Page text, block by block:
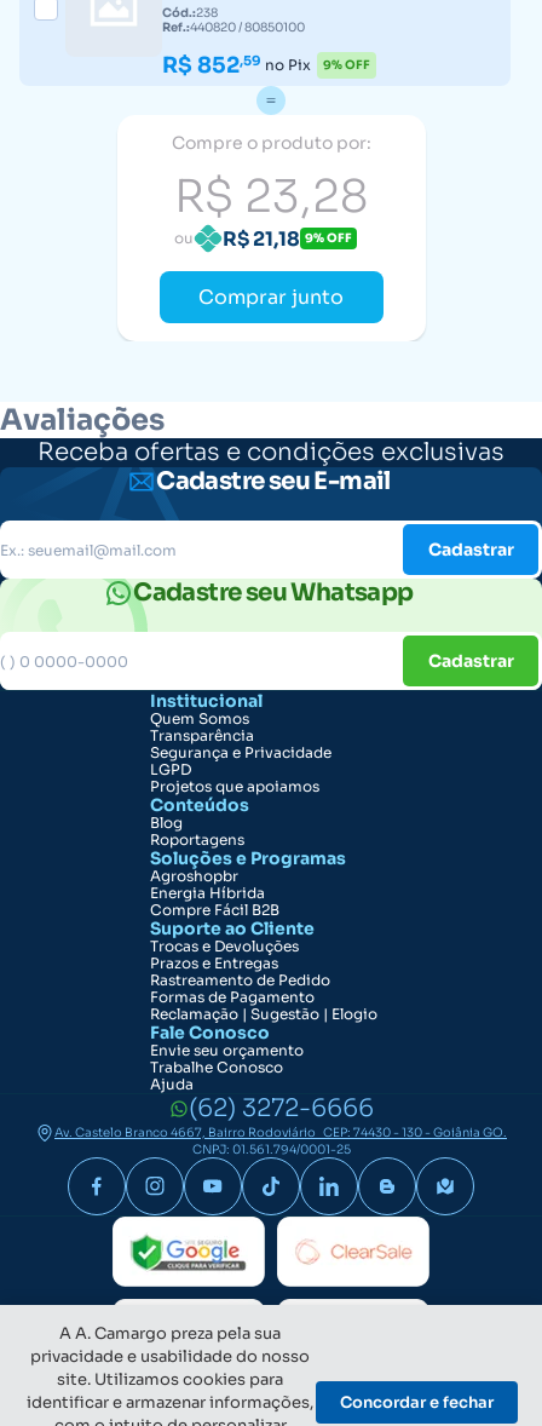
Cód.:238
Ref.:440820 / 80850100
R$ 852,59 no Pix 9% OFF
Compre o produto por:
R$ 23,28
ou R$ 21,18 9% OFF
Comprar junto
Avaliações
Receba ofertas e condições exclusivas
Cadastre seu E-mail
Cadastrar
Cadastre seu Whatsapp
Cadastrar
Institucional
Quem Somos
Transparência
Segurança e Privacidade
LGPD
Projetos que apoiamos
Conteúdos
Blog
Roportagens
Soluções e Programas
Agroshopbr
Energia Híbrida
Compre Fácil B2B
Suporte ao Cliente
Trocas e Devoluções
Prazos e Entregas
Rastreamento de Pedido
Formas de Pagamento
Reclamação | Sugestão | Elogio
Fale Conosco
Envie seu orçamento
Trabalhe Conosco
Ajuda
(62) 3272-6666
Av. Castelo Branco 4667, Bairro Rodoviário CEP: 74430 - 130 - Goiânia GO.
CNPJ: 01.561.794/0001-25
A A. Camargo preza pela sua
privacidade e usabilidade do nosso
site. Utilizamos cookies para
identificar e armazenar informações,
Concordar e fechar